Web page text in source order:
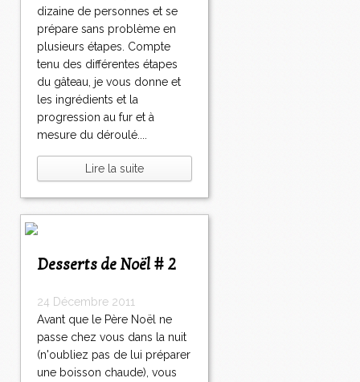
dizaine de personnes et se
prépare sans problème en
plusieurs étapes. Compte
tenu des différentes étapes
du gâteau, je vous donne et
les ingrédients et la
progression au fur et à
mesure du déroulé....
Lire la suite
Desserts de Noël # 2
24 Décembre 2011
Avant que le Père Noël ne
passe chez vous dans la nuit
(n'oubliez pas de lui préparer
une boisson chaude), vous